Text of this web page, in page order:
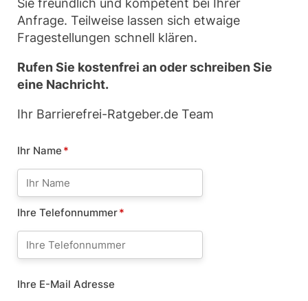
Sie freundlich und kompetent bei Ihrer
Anfrage. Teilweise lassen sich etwaige
Fragestellungen schnell klären.
Rufen Sie kostenfrei an oder schreiben Sie
eine Nachricht.
Ihr Barrierefrei-Ratgeber.de Team
Ihr Name *
Ihre Telefonnummer*
Ihre E-Mail Adresse